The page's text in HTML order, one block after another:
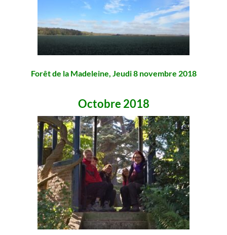
Forêt de la Madeleine, Jeudi 8 novembre 2018
Octobre 2018